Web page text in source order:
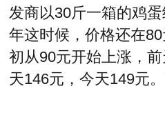
发商以30斤一箱的鸡
年这时候，价格还在
初从90元开始上涨，
天146元，今天149元。